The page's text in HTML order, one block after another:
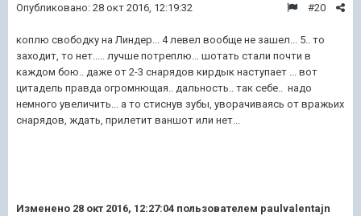
#20
Опубликовано: 28 окт 2016, 12:19:32
коплю свободку на Линдер... 4 левел вообще не зашел... 5.. то
заходит, то нет..... лучше потреплю... шотать стали почти в
каждом бою.. даже от 2-3 снарядов кирдык наступает ... вот
цитадель правда огромнющая.. дальность.. так себе.. надо
немного увеличить... а то стиснув зубы, уворачиваясь от вражьих
снарядов, ждать, прилетит ваншот или нет...
Изменено 28 окт 2016, 12:27:04 пользователем paulvalentajn